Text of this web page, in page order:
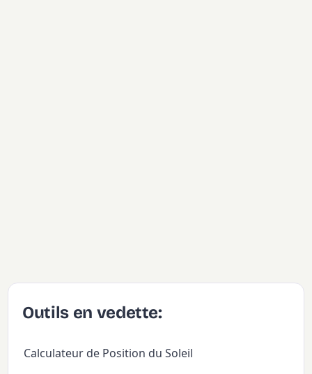
Outils en vedette:
Calculateur de Position du Soleil